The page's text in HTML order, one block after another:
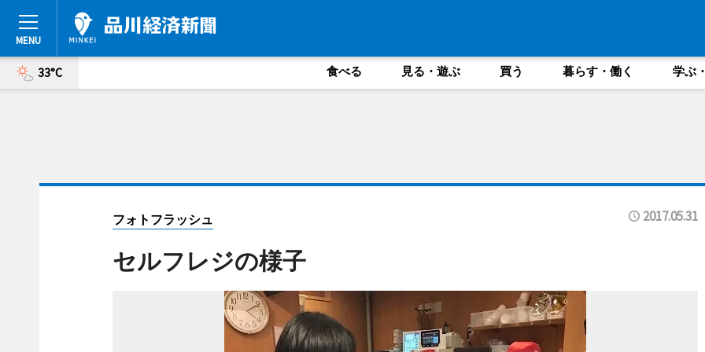
33°C 食べる 見る・遊ぶ 買う 暮らす・働く 学ぶ
フォトフラッシュ 2017.05.31
セルフレジの様子